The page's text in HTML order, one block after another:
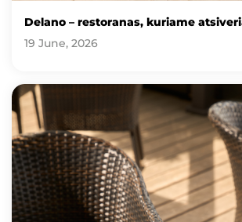
Delano – restoranas, kuriame
19 June, 2026